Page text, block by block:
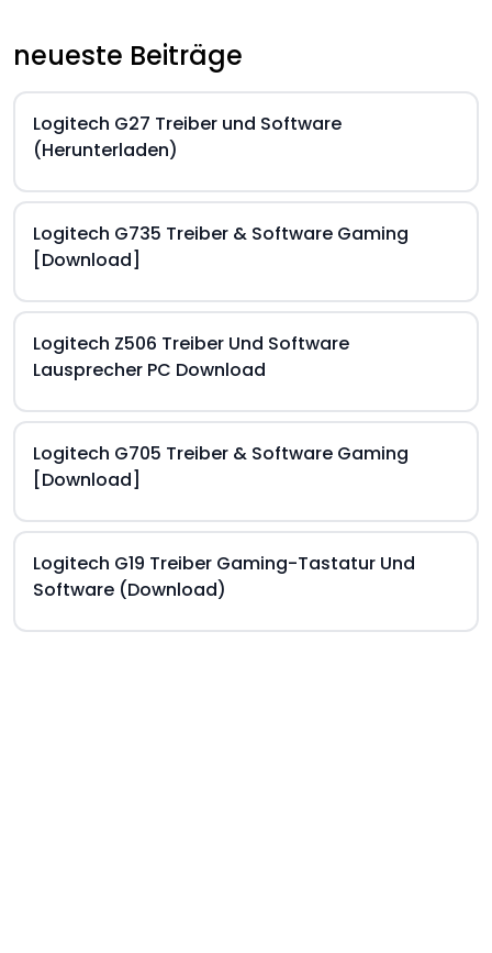
neueste Beiträge
Logitech G27 Treiber und Software
(Herunterladen)
Logitech G735 Treiber & Software Gaming
[Download]
Logitech Z506 Treiber Und Software
Lausprecher PC Download
Logitech G705 Treiber & Software Gaming
[Download]
Logitech G19 Treiber Gaming-Tastatur Und
Software (Download)